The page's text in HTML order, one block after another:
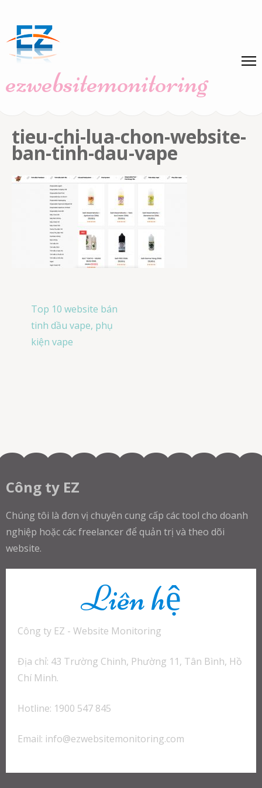
content
(Press
ezwebsitemonitoring
tieu-chi-lua-chon-website-
ban-tinh-dau-vape
Post
navigation
Top 10 website bán
tinh dầu vape, phụ
kiện vape
Công ty EZ
Chúng tôi là đơn vị chuyên cung cấp các tool cho doanh
nghiệp hoặc các freelancer để quản trị và theo dõi
website.
Liên hệ
Công ty EZ - Website Monitoring
Địa chỉ: 43 Trường Chinh, Phường 11, Tân Bình, Hồ
Chí Minh.
Hotline: 1900 547 845
Email: info@ezwebsitemonitoring.com